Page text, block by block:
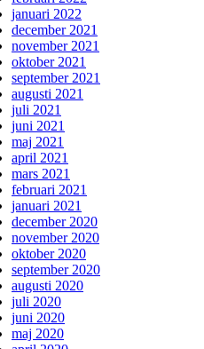
januari 2022
december 2021
november 2021
oktober 2021
september 2021
augusti 2021
juli 2021
juni 2021
maj 2021
april 2021
mars 2021
februari 2021
januari 2021
december 2020
november 2020
oktober 2020
september 2020
augusti 2020
juli 2020
juni 2020
maj 2020